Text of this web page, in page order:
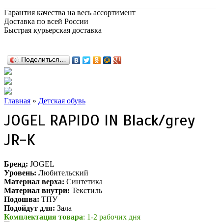
Гарантия качества на весь ассортимент
Доставка по всей России
Быстрая курьерская доставка
Поделиться…
Главная » Детская обувь
JOGEL RAPIDO IN Black/grey
JR-K
Бренд: JOGEL
Уровень: Любительский
Материал верха: Синтетика
Материал внутри: Текстиль
Подошва: ТПУ
Подойдут для: Зала
Комплектация товара: 1-2 рабочих дня